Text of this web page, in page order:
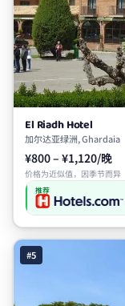
El Riadh Hotel
加尔达亚绿洲, Ghardaia
¥800 – ¥1,120/晚
价格为近似值，因季节而异
推荐
#5